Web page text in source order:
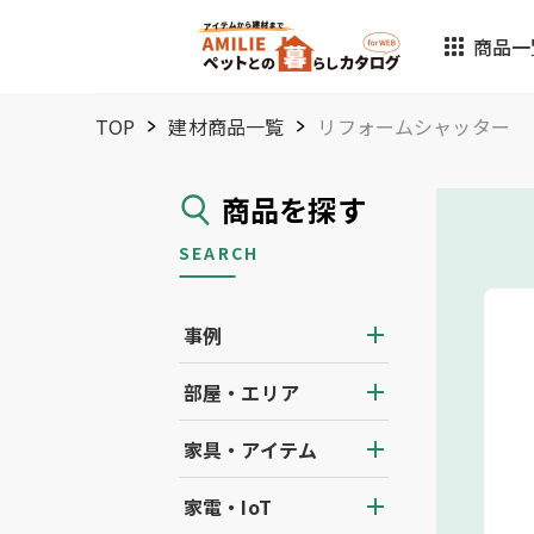
商品
TOP 建材商品一覧 リフォームシャッター
商品を探す
SEARCH
事例
部屋・エリア
家具・アイテム
家電・IoT